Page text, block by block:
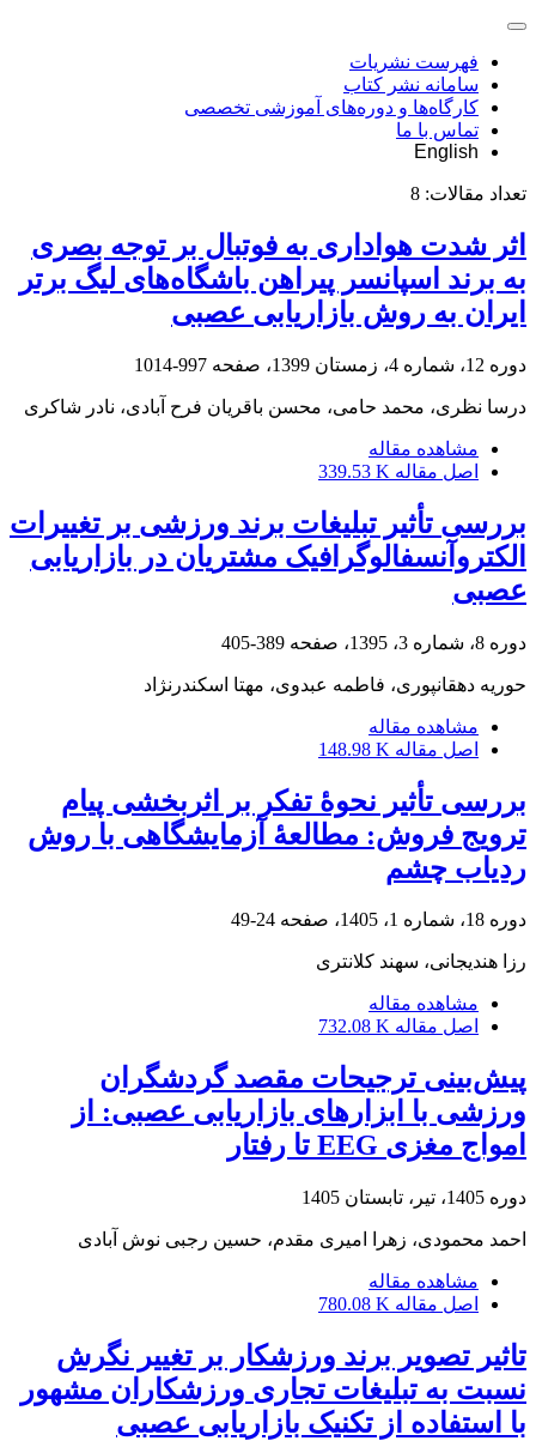
فهرست نشریات
سامانه نشر کتاب
کارگاه‌ها و دوره‌های آموزشی تخصصی
تماس با ما
English
تعداد مقالات: 8
اثر شدت هواداری به فوتبال بر توجه بصری
به برند اسپانسر پیراهن باشگاه‌های لیگ برتر
ایران به روش بازاریابی عصبی
دوره 12، شماره 4، زمستان 1399، صفحه 997-1014
درسا نظری، محمد حامی، محسن باقریان فرح آبادی، نادر شاکری
مشاهده مقاله
اصل مقاله 339.53 K
بررسی تأثیر تبلیغات برند ورزشی بر تغییرات
الکتروآنسفالوگرافیک مشتریان در بازاریابی
عصبی
دوره 8، شماره 3، 1395، صفحه 389-405
حوریه دهقانپوری، فاطمه عبدوی، مهتا اسکندرنژاد
مشاهده مقاله
اصل مقاله 148.98 K
بررسی تأثیر نحوۀ تفکر بر اثربخشی پیام
ترویج فروش: مطالعۀ آزمایشگاهی با روش
ردیاب چشم
دوره 18، شماره 1، 1405، صفحه 24-49
رزا هندیجانی، سهند کلانتری
مشاهده مقاله
اصل مقاله 732.08 K
پیش‌بینی ترجیحات مقصد گردشگران
ورزشی با ابزارهای بازاریابی عصبی: از
امواج مغزی EEG تا رفتار
دوره 1405، تیر، تابستان 1405
احمد محمودی، زهرا امیری مقدم، حسین رجبی نوش آبادی
مشاهده مقاله
اصل مقاله 780.08 K
تاثیر تصویر برند ورزشکار بر تغییر نگرش
نسبت به تبلیغات تجاری ورزشکاران مشهور
با استفاده از تکنیک بازاریابی عصبی